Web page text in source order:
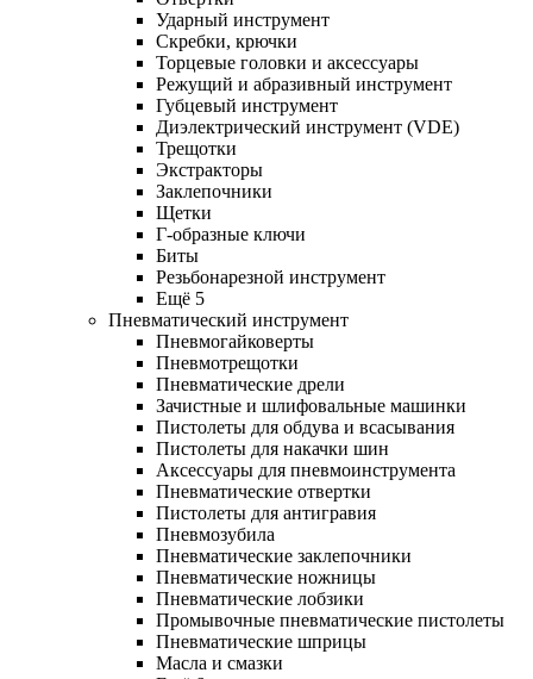
Ударный инструмент
Скребки, крючки
Торцевые головки и аксессуары
Режущий и абразивный инструмент
Губцевый инструмент
Диэлектрический инструмент (VDE)
Трещотки
Экстракторы
Заклепочники
Щетки
Г-образные ключи
Биты
Резьбонарезной инструмент
Ещё 5
Пневматический инструмент
Пневмогайковерты
Пневмотрещотки
Пневматические дрели
Зачистные и шлифовальные машинки
Пистолеты для обдува и всасывания
Пистолеты для накачки шин
Аксессуары для пневмоинструмента
Пневматические отвертки
Пистолеты для антигравия
Пневмозубила
Пневматические заклепочники
Пневматические ножницы
Пневматические лобзики
Промывочные пневматические пистолеты
Пневматические шприцы
Масла и смазки